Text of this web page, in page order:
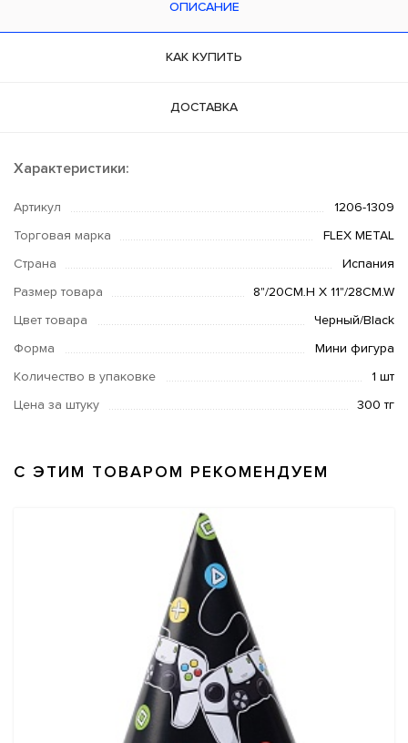
ОПИСАНИЕ
КАК КУПИТЬ
ДОСТАВКА
Характеристики:
Артикул 1206-1309
Торговая марка FLEX METAL
Страна Испания
Размер товара 8"/20CM.H X 11"/28CM.W
Цвет товара Черный/Black
Форма Мини фигура
Количество в упаковке 1 шт
Цена за штуку 300 тг
С ЭТИМ ТОВАРОМ РЕКОМЕНДУЕМ